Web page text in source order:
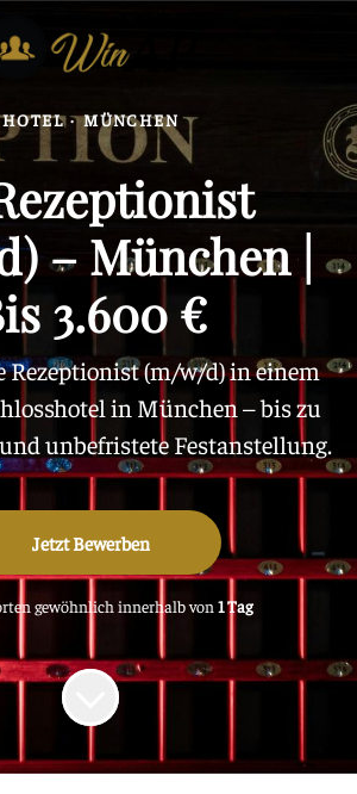
HOTEL · MÜNCHEN
– München |
3.600 €
Rezeptionist (m/w/d) in einem
in München – bis zu
unbefristete Festanstellung.
Jetzt Bewerben
gewöhnlich innerhalb von 1 Tag